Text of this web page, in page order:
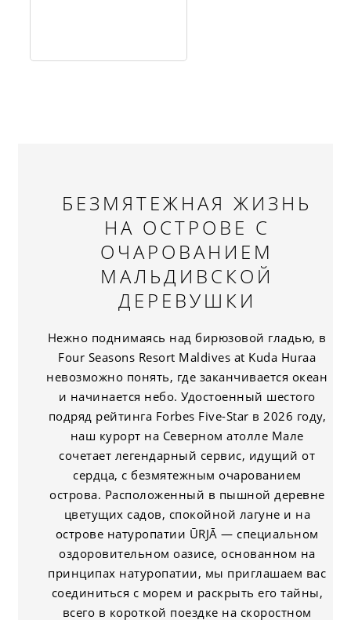
БЕЗМЯТЕЖНАЯ ЖИЗНЬ
НА ОСТРОВЕ С
ОЧАРОВАНИЕМ
МАЛЬДИВСКОЙ
ДЕРЕВУШКИ
Нежно поднимаясь над бирюзовой гладью, в
Four Seasons Resort Maldives at Kuda Huraa
невозможно понять, где заканчивается океан
и начинается небо. Удостоенный шестого
подряд рейтинга Forbes Five-Star в 2026 году,
наш курорт на Северном атолле Мале
сочетает легендарный сервис, идущий от
сердца, с безмятежным очарованием
острова. Расположенный в пышной деревне
цветущих садов, спокойной лагуне и на
острове натуропатии ŪRJĀ — специальном
оздоровительном оазисе, основанном на
принципах натуропатии, мы приглашаем вас
соединиться с морем и раскрыть его тайны,
всего в короткой поездке на скоростном